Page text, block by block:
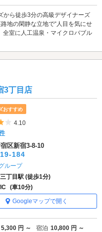
から徒歩3分の高級デザイナーズ
地の閑静な立地で“人目を気にせ
全室に人工温泉・マイクロバブル
3丁目店
おすすめ
5つ星のうち4
4.10
区新宿3-8-10
184
ループ
丁目駅 (徒歩1分)
(車10分)
Googleマップで開く
5,300 円 ～ 宿泊 10,800 円 ～